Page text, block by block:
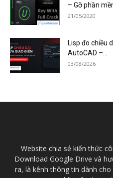
– Gỡ phần
21/05/2020
Lisp đo chiều
AutoCAD –...
03/08/2026
Website chia sẻ kiến thức
Download Google Drive và
ra, là kênh thông tin dành